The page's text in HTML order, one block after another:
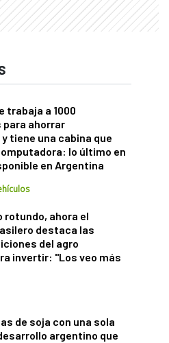
trabaja a 1000
para ahorrar
tiene una cabina que
lo último en
en Argentina
rotundo, ahora el
destaca las
del agro
invertir: "Los veo más
de soja con una sola
argentino que